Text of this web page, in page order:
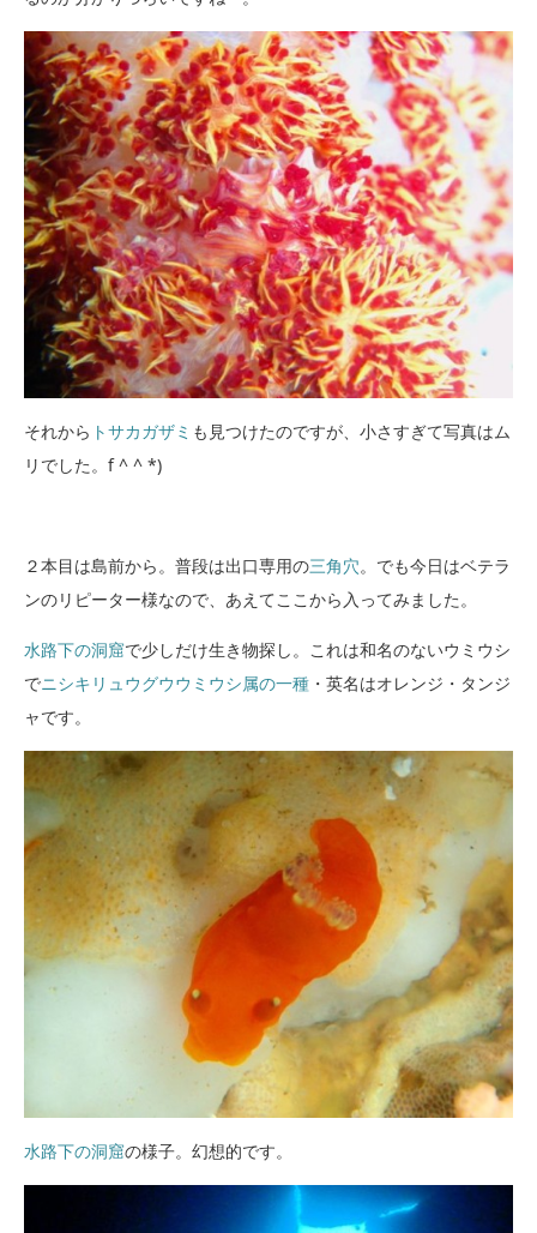
それから トサカガザミ も見つけたのですが、小さすぎて写真はム
リでした。f ^ ^ *)
２本目は島前から。普段は出口専用の三角穴。でも今日はベテラ
ンのリピーター様なので、あえてここから入ってみました。
水路下の洞窟で少しだけ生き物探し。これは和名のないウミウシ
でニシキリュウグウウミウシ属の一種 ・英名はオレンジ・タンジ
ャです。
水路下の洞窟の様子。幻想的です。